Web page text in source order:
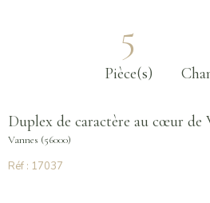
5
Pièce(s)
Duplex de caractère au cœur de
Vannes (56000)
Réf : 17037